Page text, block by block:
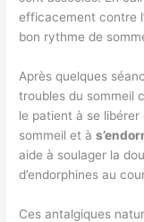
efficacement contre
bon rythme de
Après quelques
troubles du sommeil
le patient à se
sommeil et à
aide à soulager la
d’endorphines au
Ces antalgiques